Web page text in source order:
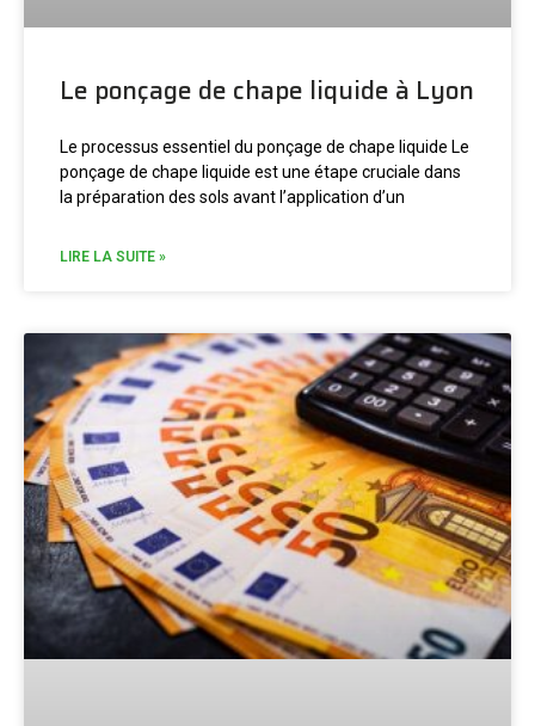
Le ponçage de chape liquide à Lyon
Le processus essentiel du ponçage de chape liquide Le
ponçage de chape liquide est une étape cruciale dans
la préparation des sols avant l’application d’un
LIRE LA SUITE »